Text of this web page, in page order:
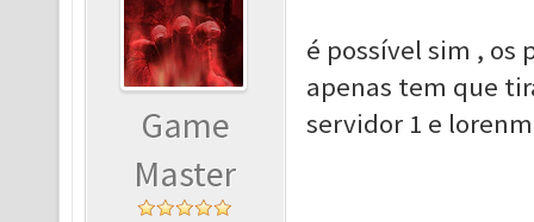
Game
Master
é possível sim , os
apenas tem que
servidor 1 e